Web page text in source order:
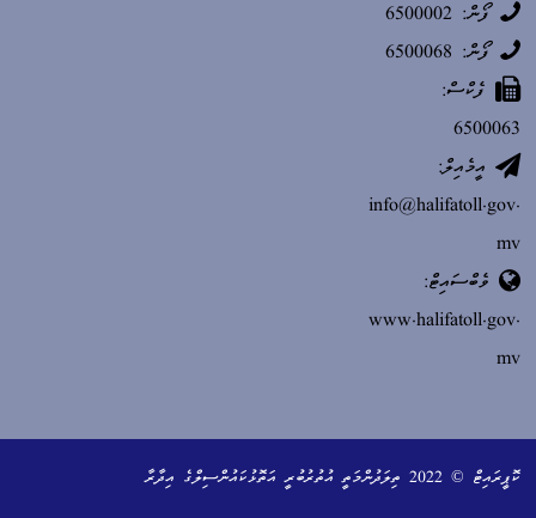
ފޯން: 6500002
ފޯން: 6500068
ފެކްސް:
6500063
އީމެއިލް:
info@halifatoll.gov.
mv
ވެބްސައިޓް:
www.halifatoll.gov.
mv
ކޮޕީރައިޓް © 2022 ތިލަދުންމަތީ އުތުރުބުރީ އަތޮޅުކައުންސިލްގެ އިދާރާ